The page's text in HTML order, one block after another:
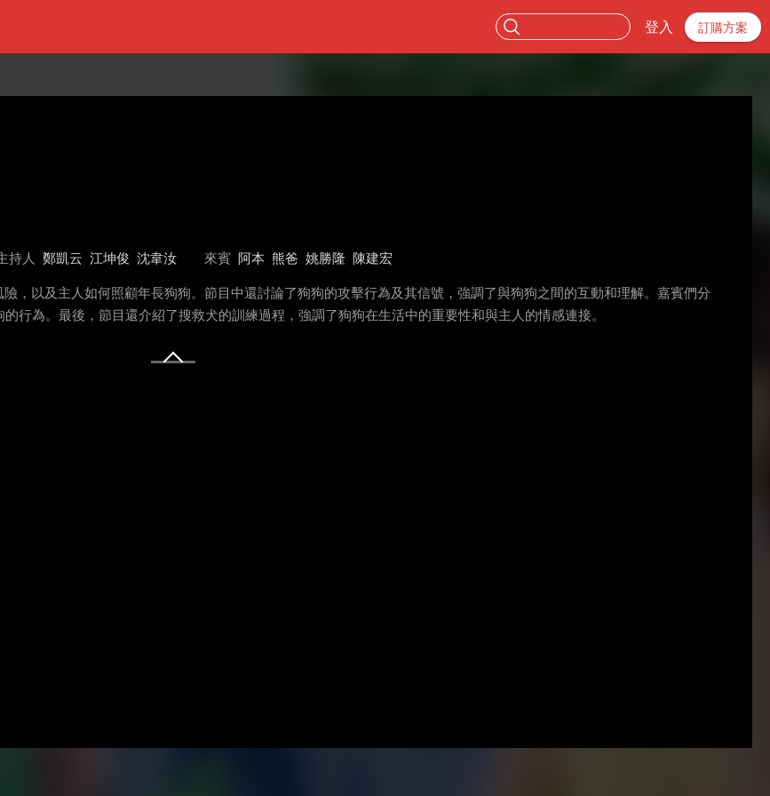
登入 訂購方案
持人 鄭凱云 江坤俊 沈韋汝 來賓 阿本 熊爸 姚勝隆 陳建宏
，以及主人如何照顧年長狗狗。節目中還討論了狗狗的攻擊行為及其信號，強調了與狗狗之間的互動和理解。嘉賓們分
行為。最後，節目還介紹了搜救犬的訓練過程，強調了狗狗在生活中的重要性和與主人的情感連接。